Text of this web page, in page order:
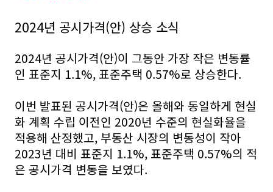
2024년 공시가격(안) 상승 소식
2024년 공시가격(안)이 그동안 가장 작은 변동률
인 표준지 1.1%, 표준주택 0.57%로 상승한다.
이번 발표된 공시가격(안)은 올해와 동일하게 현실
화 계획 수립 이전인 2020년 수준의 현실화율을
적용해 산정했고, 부동산 시장의 변동성이 작아
2023년 대비 표준지 1.1%, 표준주택 0.57%의 적
은 공시가격 변동을 보였다.